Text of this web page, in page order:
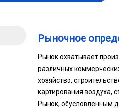
Рыночное
Рынок охватывает
различных
хозяйство,
картирования воздуха,
Рынок, обусловленным